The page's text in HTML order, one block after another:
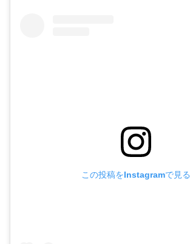
この投稿をInstagramで見る